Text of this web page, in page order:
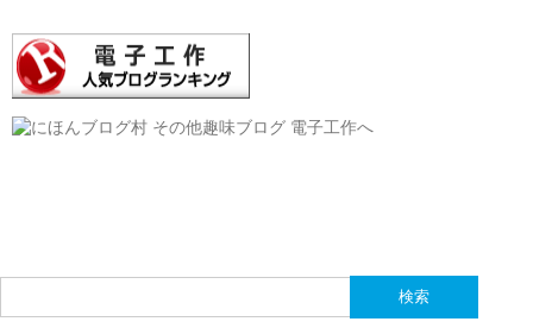
索: